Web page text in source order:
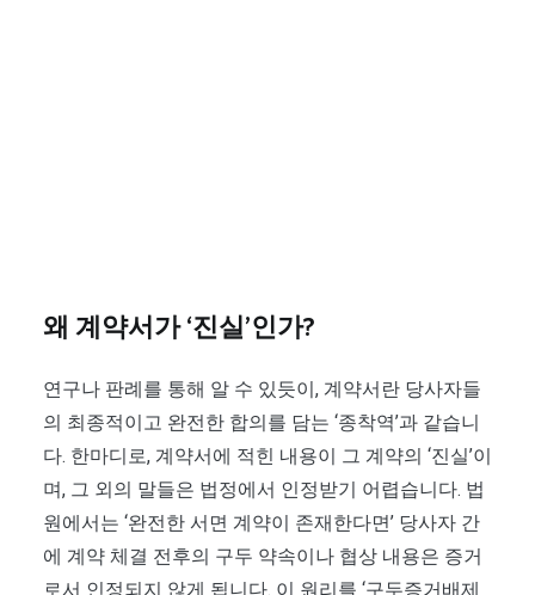
왜 계약서가 ‘진실’인가?
연구나 판례를 통해 알 수 있듯이, 계약서란 당사자들
의 최종적이고 완전한 합의를 담는 ‘종착역’과 같습니
다. 한마디로, 계약서에 적힌 내용이 그 계약의 ‘진실’이
며, 그 외의 말들은 법정에서 인정받기 어렵습니다. 법
원에서는 ‘완전한 서면 계약이 존재한다면’ 당사자 간
에 계약 체결 전후의 구두 약속이나 협상 내용은 증거
로서 인정되지 않게 됩니다. 이 원리를 ‘구두증거배제